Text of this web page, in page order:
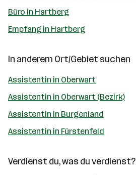
Büro in Hartberg
Empfang in Hartberg
In anderem Ort/Gebiet suchen
Assistentin in Oberwart
Assistentin in Oberwart (Bezirk)
Assistentin in Burgenland
Assistentin in Fürstenfeld
Verdienst du, was du verdienst?